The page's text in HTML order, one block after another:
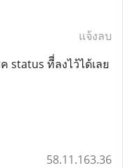
แจ้งลบ
status ทีี่ลงไว้ได้เลย
58.11.163.36